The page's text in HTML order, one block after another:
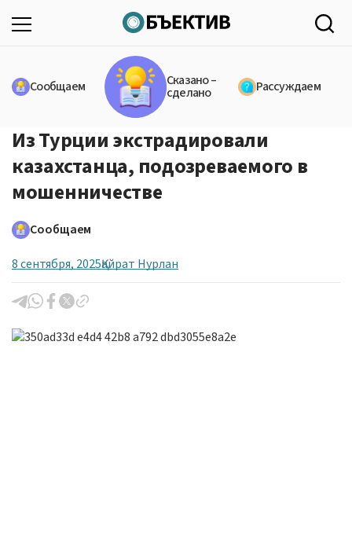
Сообщаем Сказано –
сделано Рассуждаем
Из Турции экстрадировали
казахстанца, подозреваемого в
мошенничестве
Сообщаем
8 сентября, 2025Қайрат Нурлан